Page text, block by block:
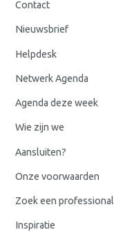
Contact
Nieuwsbrief
Helpdesk
Netwerk Agenda
Agenda deze week
Wie zijn we
Aansluiten?
Onze voorwaarden
Zoek een professional
Inspiratie